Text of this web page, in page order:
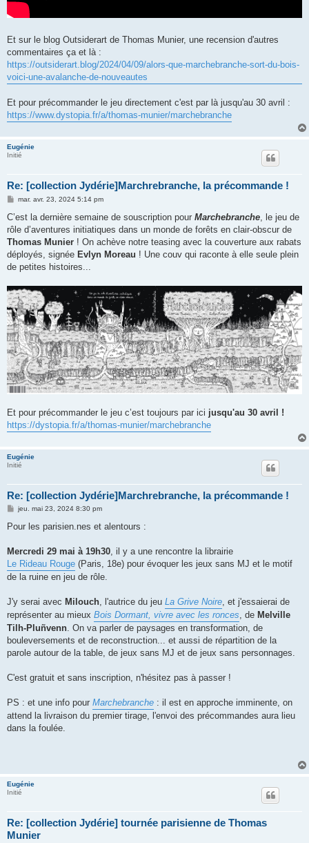
Et sur le blog Outsiderart de Thomas Munier, une recension d'autres
commentaires ça et là :
https://outsiderart.blog/2024/04/09/alors-que-marchebranche-sort-du-bois-
voici-une-avalanche-de-nouveautes
Et pour précommander le jeu directement c'est par là jusqu'au 30 avril :
https://www.dystopia.fr/a/thomas-munier/marchebranche
Eugénie
Initié
Re: [collection Jydérie]Marchrebranche, la précommande !
M
s
a
g
mar. avr. 23, 2024 5:14 pm
C’est la dernière semaine de souscription pour Marchebranche , le jeu de
rôle d’aventures initiatiques dans un monde de forêts en clair-obscur de
Thomas Munier ! On achève notre teasing avec la couverture aux rabats
déployés, signée Evlyn Moreau ! Une couv qui raconte à elle seule plein
de petites histoires...
Et pour précommander le jeu c’est toujours par ici jusqu'au 30 avril !
https://dystopia.fr/a/thomas-munier/marchebranche
Eugénie
Initié
Re: [collection Jydérie]Marchrebranche, la précommande !
M
s
g
jeu. mai 23, 2024 8:30 pm
Pour les parisien.nes et alentours :
Mercredi 29 mai à 19h30, il y a une rencontre la librairie
Le Rideau Rouge (Paris, 18e) pour évoquer les jeux sans MJ et le motif
de la ruine en jeu de rôle.
J'y serai avec Milouch, l'autrice du jeu La Grive Noire, et j'essaierai de
représenter au mieux Bois Dormant, vivre avec les ronces, de Melville
Tilh-Pluñvenn. On va parler de paysages en transformation, de
bouleversements et de reconstruction... et aussi de répartition de la
parole autour de la table, de jeux sans MJ et de jeux sans personnages.
C'est gratuit et sans inscription, n'hésitez pas à passer !
PS : et une info pour Marchebranche : il est en approche imminente, on
attend la livraison du premier tirage, l'envoi des précommandes aura lieu
dans la foulée.
Eugénie
Initié
Re: [collection Jydérie] tournée parisienne de Thomas
Munier